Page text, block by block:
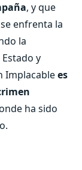
, y que
enfrenta la
la
y
Implacablees
ha sido